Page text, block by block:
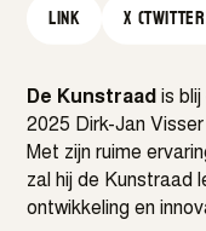
Link
X
De Kunstraadis
2025 Dirk-Jan
Met zijn ruime
zal hij de Kunstraad
ontwikkeling en